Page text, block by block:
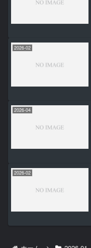
2026-02
2026-04
2026-02